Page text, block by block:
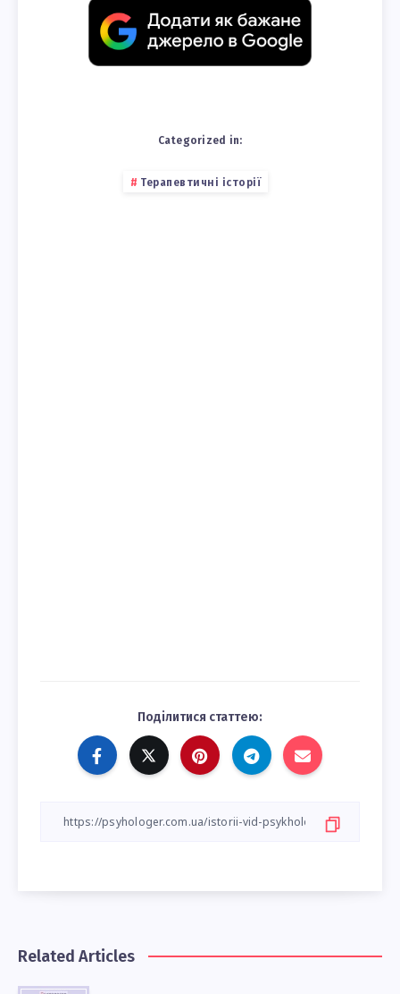
Categorized in:
Терапевтичні історії
Поділитися статтею:
Related Articles